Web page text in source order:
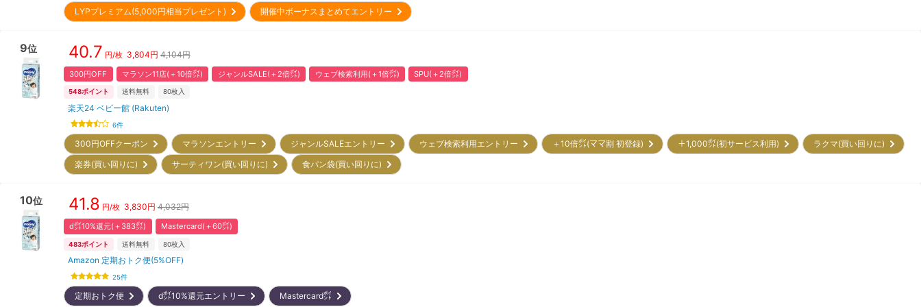
LYPプレミアム(5,000円相当プレゼント) 開催中ボーナスまとめてエントリー
9位 40.7 円/枚 3,804円 4,104円
300円OFF マラソン11店(＋10倍㌽) ジャンルSALE(＋2倍㌽) ウェブ検索利用(＋1倍㌽) SPU(＋2倍㌽)
548ポイント 送料無料 80枚入
楽天24 ベビー館 (Rakuten)
6件
300円OFFクーポン マラソンエントリー ジャンルSALEエントリー ウェブ検索利用エントリー ＋10倍㌽(ママ割 初登録) ＋1,000㌽(初サービス利用)
ラクマ(買い回りに)
楽券(買い回りに)
サーティワン(買い回りに) 食パン袋(買い回りに)
10位 41.8 円/枚 3,830円 4,032円
d㌽10%還元(＋383㌽) Mastercard(＋60㌽)
483ポイント 送料無料 80枚入
Amazon 定期おトク便(5%OFF)
25件
定期おトク便 d㌽10%還元エントリー Mastercard㌽